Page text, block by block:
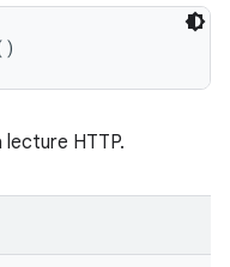
HTTP.